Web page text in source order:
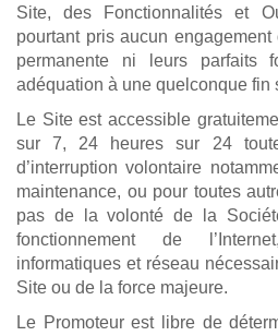
Site, des Fonctionnalités et
pourtant pris aucun
permanente ni leurs parfaits
adéquation à une quelconque fin
Le Site est accessible
sur 7, 24 heures sur 24
d’interruption volontaire
maintenance, ou pour toutes
pas de la volonté de la
fonctionnement de
informatiques et réseau
Site ou de la force majeure.
Le Promoteur est libre de